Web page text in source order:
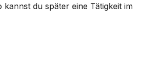
du später eine Tätigkeit im